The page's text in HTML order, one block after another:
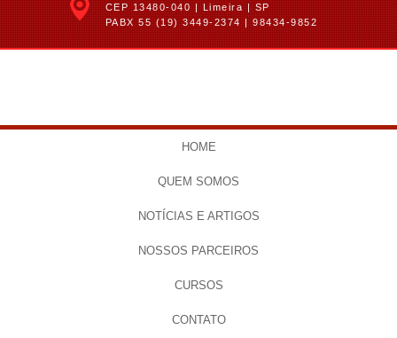
CEP 13480-040 | Limeira | SP
PABX 55(19) 3449-2374|98434-9852
HOME
QUEM SOMOS
NOTÍCIAS E ARTIGOS
NOSSOS PARCEIROS
CURSOS
CONTATO